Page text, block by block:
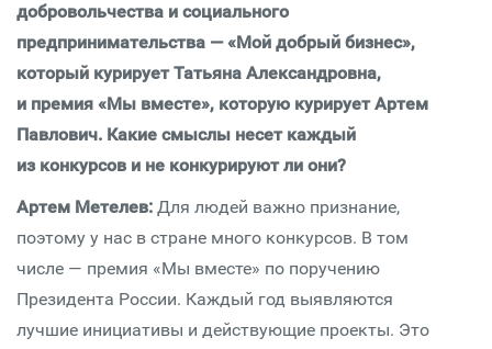
добровольчества и социального
предпринимательства — «Мой добрый бизнес»,
который курирует Татьяна Александровна,
и премия «Мы вместе», которую курирует Артем
Павлович. Какие смыслы несет каждый
из конкурсов и не конкурируют ли они?
Артем Метелев: Для людей важно признание,
поэтому у нас в стране много конкурсов. В том
числе — премия «Мы вместе» по поручению
Президента России. Каждый год выявляются
лучшие инициативы и действующие проекты. Это